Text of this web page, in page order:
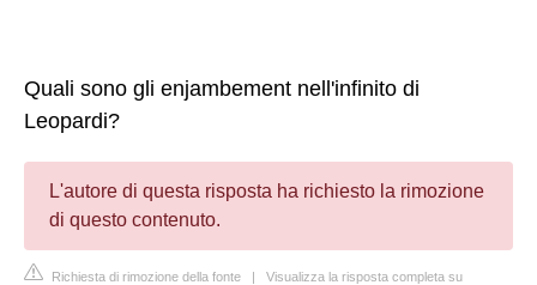
Quali sono gli enjambement nell'infinito di
Leopardi?
L'autore di questa risposta ha richiesto la rimozione
di questo contenuto.
Richiesta di rimozione della fonte | Visualizza la risposta completa su